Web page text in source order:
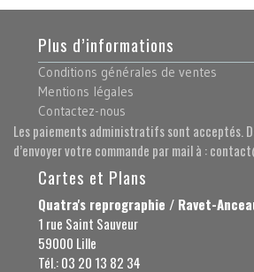
Plus d’informations
Conditions générales de ventes
Mentions légales
Contactez-nous
Les paiements administratifs sont acceptés.
d’envoyer votre commande par mail à :
Cartes et Plans
Quatra's reprographie / Ravet-
1 rue Saint Sauveur
59000 Lille
Tél.: 03 20 13 82 34